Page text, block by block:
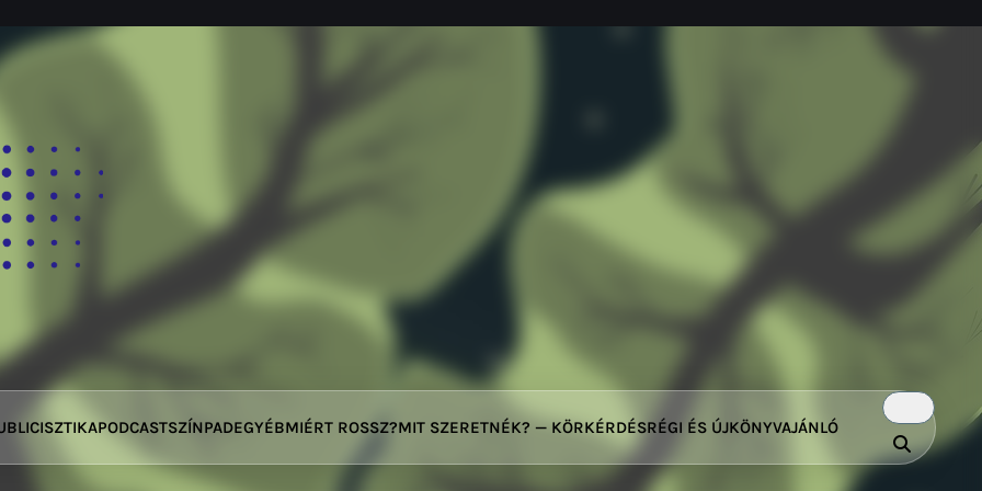
PODCASTSZÍNPADEGYÉBMIÉRT ROSSZ?MIT SZERETNÉK? — KÖRKÉRDÉSRÉGI ÉS ÚJKÖNYVAJÁNLÓ